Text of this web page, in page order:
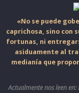
«No se puede
caprichosa, sino con
fortunas, ni
asiduamente al
medianía que
Actualmente nos leen